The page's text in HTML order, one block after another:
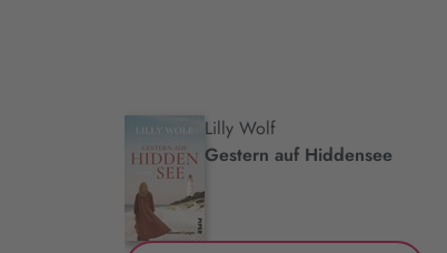
Lilly Wolf
Gestern auf Hiddensee